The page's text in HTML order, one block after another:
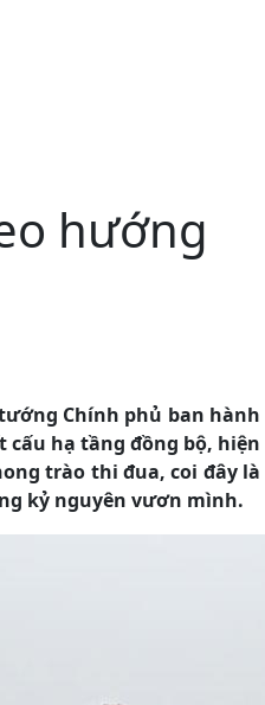
hướng
Chính phủ ban hành
hạ tầng đồng bộ, hiện
trào thi đua, coi đây là
kỷ nguyên vươn mình.